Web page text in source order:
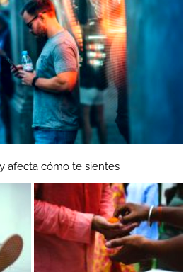
afecta cómo te sientes